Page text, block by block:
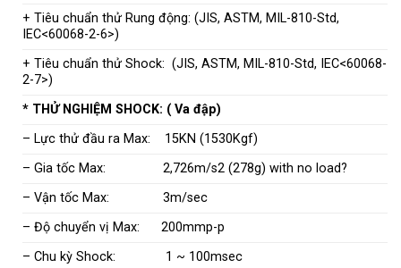
+ Tiêu chuẩn thử Rung động: (JIS, ASTM, MIL-810-Std,
IEC<60068-2-6>)
+ Tiêu chuẩn thử Shock: (JIS, ASTM, MIL-810-Std, IEC<60068-
2-7>)
* THỬ NGHIỆM SHOCK: ( Va đập)
– Lực thử đầu ra Max: 15KN (1530Kgf)
– Gia tốc Max: 2,726m/s2 (278g) with no load?
– Vận tốc Max: 3m/sec
– Độ chuyển vị Max: 200mmp-p
– Chu kỳ Shock: 1 ~ 100msec